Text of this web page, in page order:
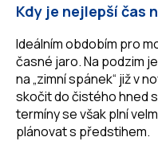
Kdy je nejlepší čas
Ideálním obdobím pro
časné jaro. Na podzim
na „zimní spánek“ již v
skočit do čistého hned
termíny se však plní
plánovat s předstihem.